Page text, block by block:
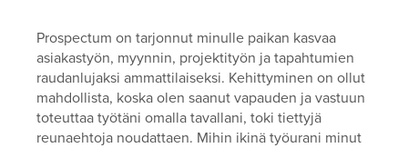
Prospectum on tarjonnut minulle paikan kasvaa
asiakastyön, myynnin, projektityön ja tapahtumien
raudanlujaksi ammattilaiseksi. Kehittyminen on ollut
mahdollista, koska olen saanut vapauden ja vastuun
toteuttaa työtäni omalla tavallani, toki tiettyjä
reunaehtoja noudattaen. Mihin ikinä työurani minut